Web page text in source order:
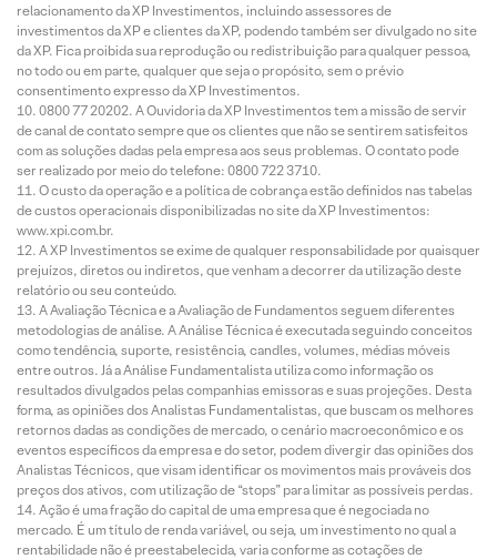
relacionamento da XP Investimentos, incluindo assessores de
investimentos da XP e clientes da XP, podendo também ser divulgado no site
da XP. Fica proibida sua reprodução ou redistribuição para qualquer pessoa,
no todo ou em parte, qualquer que seja o propósito, sem o prévio
consentimento expresso da XP Investimentos.
0800 77 20202. A Ouvidoria da XP Investimentos tem a missão de servir
de canal de contato sempre que os clientes que não se sentirem satisfeitos
com as soluções dadas pela empresa aos seus problemas. O contato pode
ser realizado por meio do telefone: 0800 722 3710.
O custo da operação e a política de cobrança estão definidos nas tabelas
de custos operacionais disponibilizadas no site da XP Investimentos:
www.xpi.com.br.
A XP Investimentos se exime de qualquer responsabilidade por quaisquer
prejuízos, diretos ou indiretos, que venham a decorrer da utilização deste
relatório ou seu conteúdo.
A Avaliação Técnica e a Avaliação de Fundamentos seguem diferentes
metodologias de análise. A Análise Técnica é executada seguindo conceitos
como tendência, suporte, resistência, candles, volumes, médias móveis
entre outros. Já a Análise Fundamentalista utiliza como informação os
resultados divulgados pelas companhias emissoras e suas projeções. Desta
forma, as opiniões dos Analistas Fundamentalistas, que buscam os melhores
retornos dadas as condições de mercado, o cenário macroeconômico e os
eventos específicos da empresa e do setor, podem divergir das opiniões dos
Analistas Técnicos, que visam identificar os movimentos mais prováveis dos
preços dos ativos, com utilização de “stops” para limitar as possíveis perdas.
Ação é uma fração do capital de uma empresa que é negociada no
mercado. É um título de renda variável, ou seja, um investimento no qual a
rentabilidade não é preestabelecida, varia conforme as cotações de